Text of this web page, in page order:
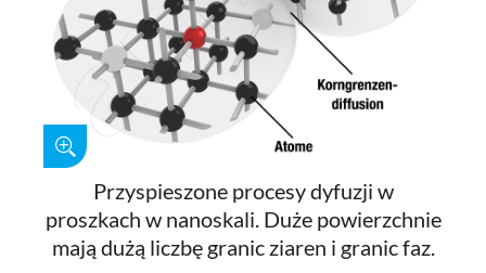
Przyspieszone procesy dyfuzji w
proszkach w nanoskali. Duże powierzchnie
mają dużą liczbę granic ziaren i granic faz.